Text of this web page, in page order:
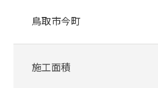
鳥取市今町
施工面積